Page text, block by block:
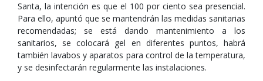
Santa, la intención es que el 100 por ciento sea presencial.
Para ello, apuntó que se mantendrán las medidas sanitarias
recomendadas; se está dando mantenimiento a los
sanitarios, se colocará gel en diferentes puntos, habrá
también lavabos y aparatos para control de la temperatura,
y se desinfectarán regularmente las instalaciones.